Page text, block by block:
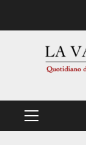
PRIMÄRES